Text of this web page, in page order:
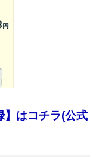
】はコチラ(公式